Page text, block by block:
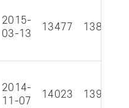
2015-
03-13
13477 1383
2014-
11-07
14023 1393